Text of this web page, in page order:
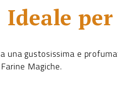
Ideale per
una gustosissima e
Magiche.